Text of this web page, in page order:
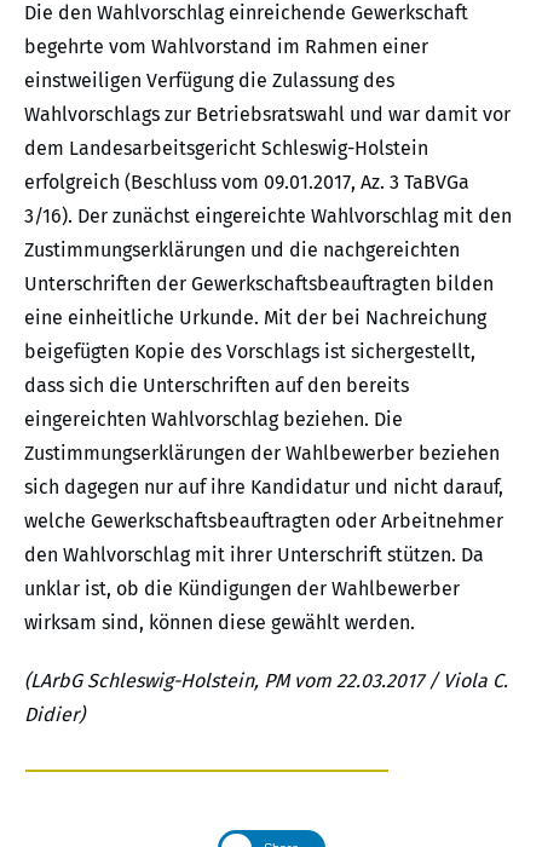
Die den Wahlvorschlag einreichende Gewerkschaft
begehrte vom Wahlvorstand im Rahmen einer
einstweiligen Verfügung die Zulassung des
Wahlvorschlags zur Betriebsratswahl und war damit vor
dem Landesarbeitsgericht Schleswig-Holstein
erfolgreich (Beschluss vom 09.01.2017, Az. 3 TaBVGa
3/16). Der zunächst eingereichte Wahlvorschlag mit den
Zustimmungserklärungen und die nachgereichten
Unterschriften der Gewerkschaftsbeauftragten bilden
eine einheitliche Urkunde. Mit der bei Nachreichung
beigefügten Kopie des Vorschlags ist sichergestellt,
dass sich die Unterschriften auf den bereits
eingereichten Wahlvorschlag beziehen. Die
Zustimmungserklärungen der Wahlbewerber beziehen
sich dagegen nur auf ihre Kandidatur und nicht darauf,
welche Gewerkschaftsbeauftragten oder Arbeitnehmer
den Wahlvorschlag mit ihrer Unterschrift stützen. Da
unklar ist, ob die Kündigungen der Wahlbewerber
wirksam sind, können diese gewählt werden.
(LArbG Schleswig-Holstein, PM vom 22.03.2017 / Viola C.
Didier)